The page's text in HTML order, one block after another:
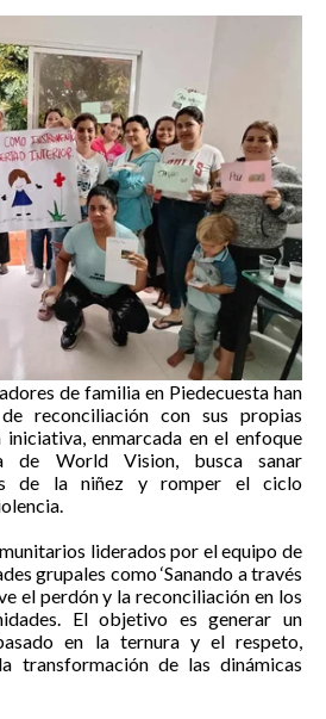
de familia en Piedecuesta han
reconciliación con sus propias
enmarcada en el enfoque
de World Vision, busca sanar
de la niñez y romper el ciclo
liderados por el equipo de
grupales como ‘Sanando a través
el perdón y la reconciliación en los
El objetivo es generar un
en la ternura y el respeto,
transformación de las dinámicas